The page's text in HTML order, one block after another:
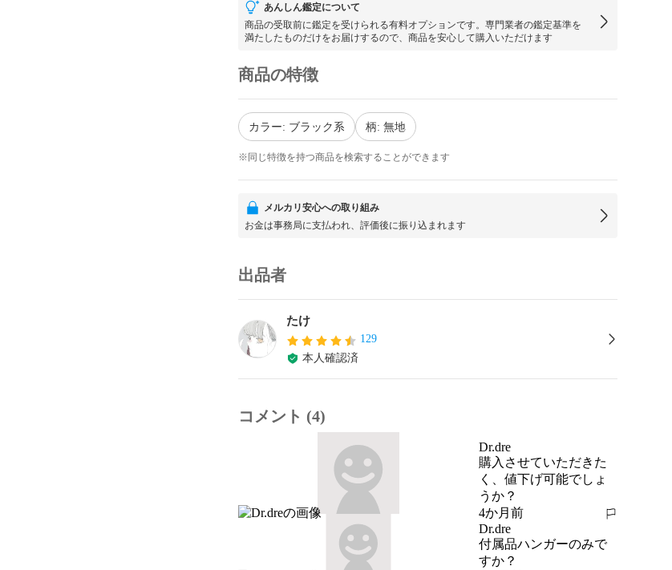
あんしん鑑定について
商品の受取前に鑑定を受けられる有料オプションです。専門業者の鑑定基準を
満たしたものだけをお届けするので、商品を安心して購入いただけます
商品の特徴
カラー: ブラック系 柄: 無地
※同じ特徴を持つ商品を検索することができます
メルカリ安心への取り組み
お金は事務局に支払われ、評価後に振り込まれます
出品者
たけ
129
本人確認済
コメント (4)
Dr.dre
購入させていただきた
く、値下げ可能でしょ
うか？
4か月前
報告する
Dr.dre
付属品ハンガーのみで
すか？